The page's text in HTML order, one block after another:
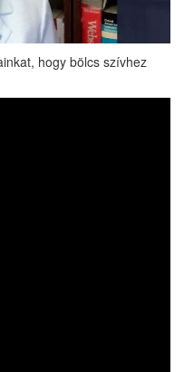
hogy bölcs szívhez